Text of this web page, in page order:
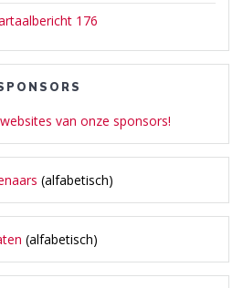
176
van onze sponsors!
(alfabetisch)
(alfabetisch)